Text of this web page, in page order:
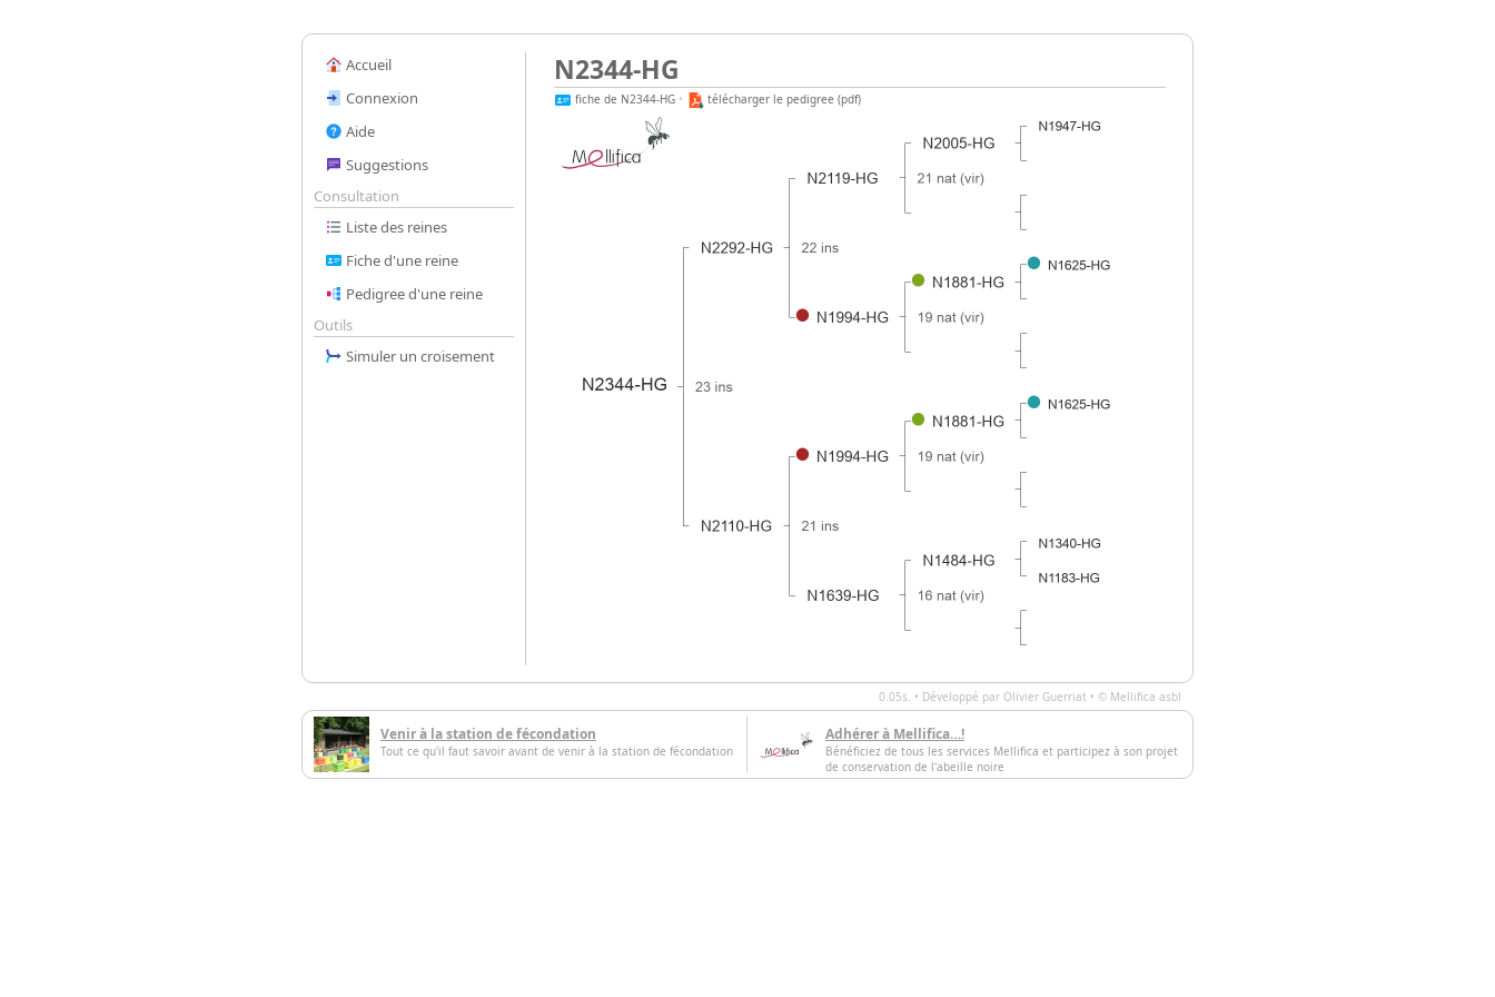
Accueil
Connexion
Aide
Suggestions
Consultation
Liste des reines
Fiche d'une reine
Pedigree d'une reine
Outils
Simuler un croisement
N2344-HG
fiche de N2344-HG • télécharger le pedigree (pdf)
0.05s. • Développé par Olivier Guerriat • © Mellifica asbl
Venir à la station de fécondation
Tout ce qu'il faut savoir avant de venir à la station de fécondation
Adhérer à Mellifica…!
Bénéficiez de tous les services Mellifica et participez à son projet
de conservation de l'abeille noire